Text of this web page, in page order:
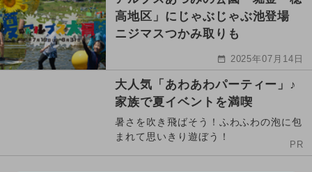
高地区」にじゃぶじゃぶ池登場
ニジマスつかみ取りも
2025年07月14日
大人気「あわあわパーティー」♪
家族で夏イベントを満喫
暑さを吹き飛ばそう！ふわふわの泡に包
まれて思いきり遊ぼう！
PR